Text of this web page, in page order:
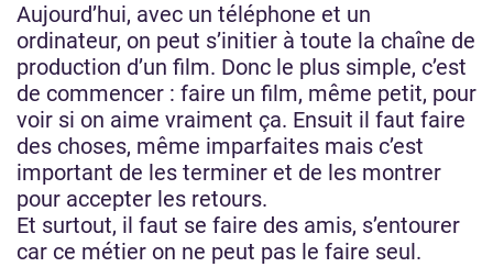
Aujourd’hui, avec un téléphone et un
ordinateur, on peut s’initier à toute la chaîne de
production d’un film. Donc le plus simple, c’est
de commencer : faire un film, même petit, pour
voir si on aime vraiment ça. Ensuit il faut faire
des choses, même imparfaites mais c’est
important de les terminer et de les montrer
pour accepter les retours.
Et surtout, il faut se faire des amis, s’entourer
car ce métier on ne peut pas le faire seul.